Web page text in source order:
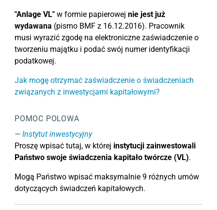
"Anlage VL" w formie papierowej nie jest już
wydawana (pismo BMF z 16.12.2016). Pracownik
musi wyrazić zgodę na elektroniczne zaświadczenie o
tworzeniu majątku i podać swój numer identyfikacji
podatkowej.
Jak mogę otrzymać zaświadczenie o świadczeniach
związanych z inwestycjami kapitałowymi?
POMOC POLOWA
Instytut inwestycyjny
Proszę wpisać tutaj, w której instytucji zainwestowali
Państwo swoje świadczenia kapitało twórcze (VL).
Mogą Państwo wpisać maksymalnie 9 różnych umów
dotyczących świadczeń kapitałowych.